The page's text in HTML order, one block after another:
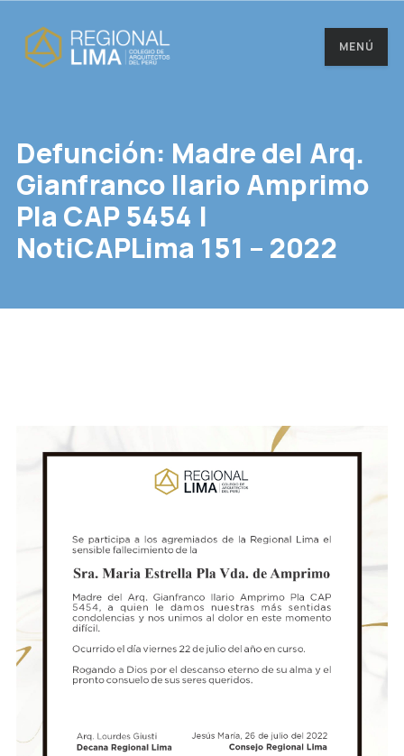
MENÚ
Defunción: Madre del Arq.
Gianfranco Ilario Amprimo
Pla CAP 5454 |
NotiCAPLima 151 – 2022